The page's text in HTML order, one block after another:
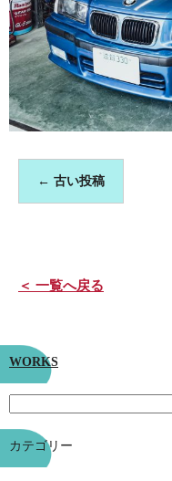
← 古い投稿
＜ 一覧へ戻る
WORKS
カテゴリー